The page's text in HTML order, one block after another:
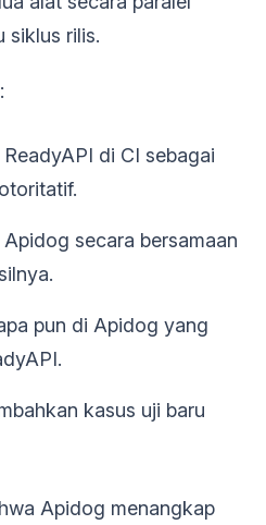
siklus rilis.
di CI sebagai
secara bersamaan
pun di Apidog yang
kasus uji baru
Apidog menangkap